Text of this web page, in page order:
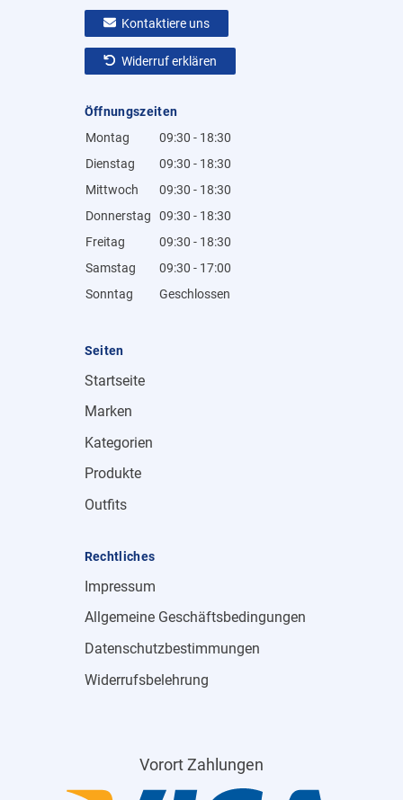
Kontaktiere uns
Widerruf erklären
Öffnungszeiten
Montag
09:30 - 18:30
Dienstag
09:30 - 18:30
Mittwoch
09:30 - 18:30
Donnerstag
09:30 - 18:30
Freitag
09:30 - 18:30
Samstag
09:30 - 17:00
Sonntag
Geschlossen
Seiten
Startseite
Marken
Kategorien
Produkte
Outfits
Rechtliches
Impressum
Allgemeine Geschäftsbedingungen
Datenschutzbestimmungen
Widerrufsbelehrung
Vorort Zahlungen